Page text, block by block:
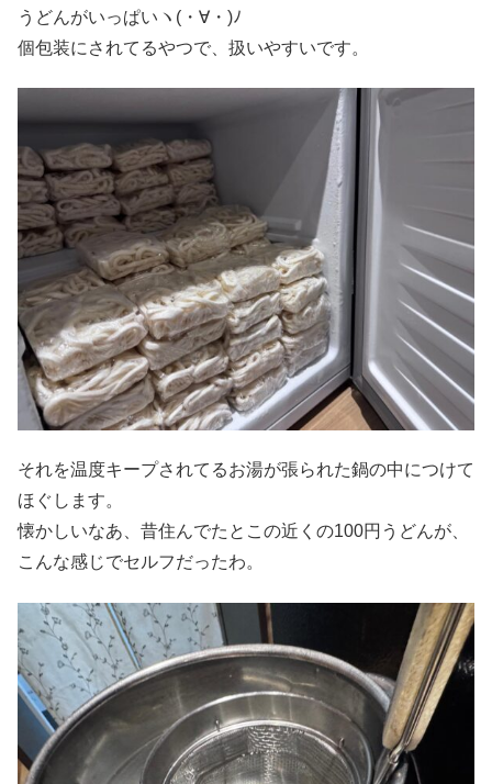
うどんがいっぱいヽ(・∀・)ﾉ
個包装にされてるやつで、扱いやすいです。
それを温度キープされてるお湯が張られた鍋の中につけて
ほぐします。
懐かしいなあ、昔住んでたとこの近くの100円うどんが、
こんな感じでセルフだったわ。